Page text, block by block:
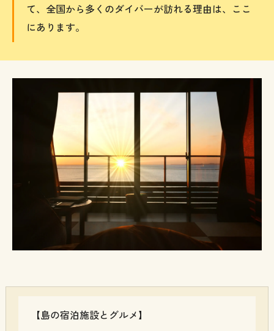
て、全国から多くのダイバーが訪れる理由は、ここ
にあります。
【島の宿泊施設とグルメ】